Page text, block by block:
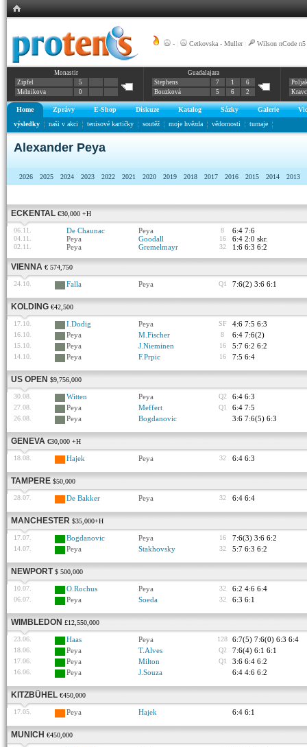
- Cetkovska - Muller| Wilson nCode n5
Monastir
Zipfel
5
Melnikova
0
Guadalajara
Stephens
7 1
6
Bouzková
5 6 2
Home Zprávy E-Shop Diskuze Katalog Sázky Galerie
výsledky
naši v akci tenisové kartičky soutěž moje hvězda vědomosti turnaje
Alexander Peya
2026 2025 2024 2023 2022 2021 2020 2019 2018 2017 2016 2015 2014 2013
ECKENTAL €30,000 +H
06.11. De Chaunac Peya 8 6:4 7:6
04.11. Peya Goodall 16 6:4 2:0 skr.
02.11. Peya Gremelmayr 32 1:6 6:3 6:2
VIENNA € 574,750
24.10. Falla Peya Q1 7:6(2) 3:6 6:1
KOLDING €42,500
17.10. I.Dodig Peya SF 4:6 7:5 6:3
16.10. Peya M.Fischer 8 6:4 7:6(2)
15.10. Peya J.Nieminen 16 5:7 6:2 6:2
14.10. Peya F.Prpic 16 7:5 6:4
US OPEN $9,756,000
30.08. Witten Peya Q2 6:4 6:3
27.08. Peya Meffert Q1 6:4 7:5
26.08. Peya Bogdanovic 3:6 7:6(5) 6:3
GENEVA €30,000 +H
18.08. Hajek Peya 32 6:4 6:3
TAMPERE $50,000
28.07. De Bakker Peya 32 6:4 6:4
MANCHESTER $35,000+H
17.07. Bogdanovic Peya 16 7:6(3) 3:6 6:2
14.07. Peya Stakhovsky 32 5:7 6:3 6:2
NEWPORT $ 500,000
10.07. O.Rochus Peya 32 6:2 4:6 6:4
06.07. Peya Soeda 32 6:3 6:1
WIMBLEDON £12,550,000
23.06. Haas Peya 128 6:7(5) 7:6(0) 6:3 6:4
18.06. Peya T.Alves Q2 7:6(4) 6:1 6:1
17.06. Peya Milton Q1 3:6 6:4 6:2
16.06. Peya J.Souza 6:4 4:6 6:2
KITZBÜHEL €450,000
17.05. Peya Hajek 6:4 6:1
MUNICH €450,000